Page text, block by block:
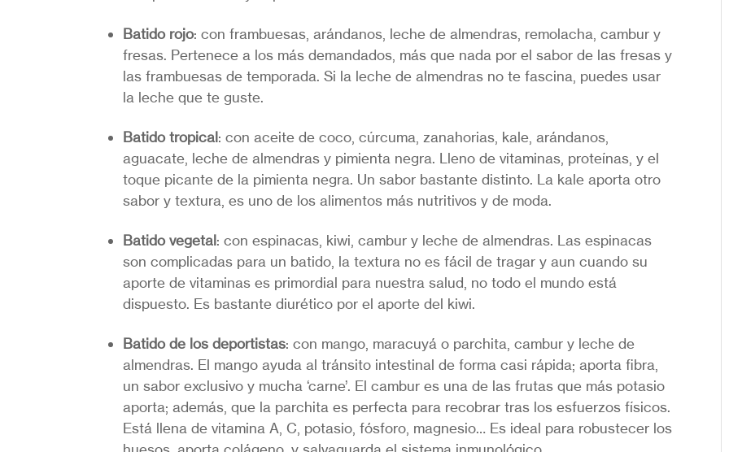
Batido rojo: con frambuesas, arándanos, leche de almendras, remolacha, cambur y
fresas. Pertenece a los más demandados, más que nada por el sabor de las fresas y
las frambuesas de temporada. Si la leche de almendras no te fascina, puedes usar
la leche que te guste.
Batido tropical: con aceite de coco, cúrcuma, zanahorias, kale, arándanos,
aguacate, leche de almendras y pimienta negra. Lleno de vitaminas, proteínas, y el
toque picante de la pimienta negra. Un sabor bastante distinto. La kale aporta otro
sabor y textura, es uno de los alimentos más nutritivos y de moda.
Batido vegetal: con espinacas, kiwi, cambur y leche de almendras. Las espinacas
son complicadas para un batido, la textura no es fácil de tragar y aun cuando su
aporte de vitaminas es primordial para nuestra salud, no todo el mundo está
dispuesto. Es bastante diurético por el aporte del kiwi.
Batido de los deportistas: con mango, maracuyá o parchita, cambur y leche de
almendras. El mango ayuda al tránsito intestinal de forma casi rápida; aporta fibra,
un sabor exclusivo y mucha ‘carne’. El cambur es una de las frutas que más potasio
aporta; además, que la parchita es perfecta para recobrar tras los esfuerzos físicos.
Está llena de vitamina A, C, potasio, fósforo, magnesio… Es ideal para robustecer los